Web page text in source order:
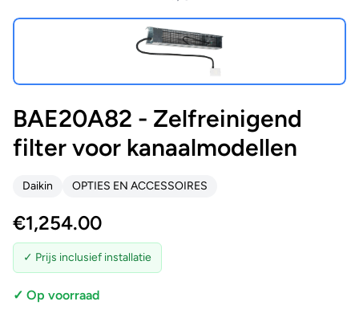
BAE20A82 - Zelfreinigend
filter voor kanaalmodellen
Daikin OPTIES EN ACCESSOIRES
€1,254.00
✓ Prijs inclusief installatie
✓ Op voorraad